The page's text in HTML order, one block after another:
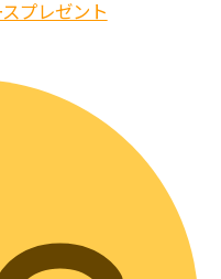
プレゼント